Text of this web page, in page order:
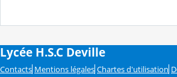
Lycée H.S.C Deville
Contacts Mentions légales Chartes d'utilisation